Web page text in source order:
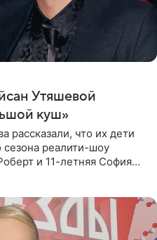
Утяшевой
куш»
рассказали, что их дети
сезона реалити-шоу
и 11-летняя София